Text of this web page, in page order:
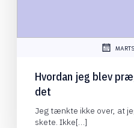
Hvordan jeg blev
det
Jeg tænkte ikke over, at
skete. Ikke[…]